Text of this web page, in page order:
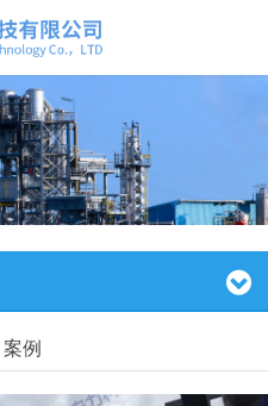
案例